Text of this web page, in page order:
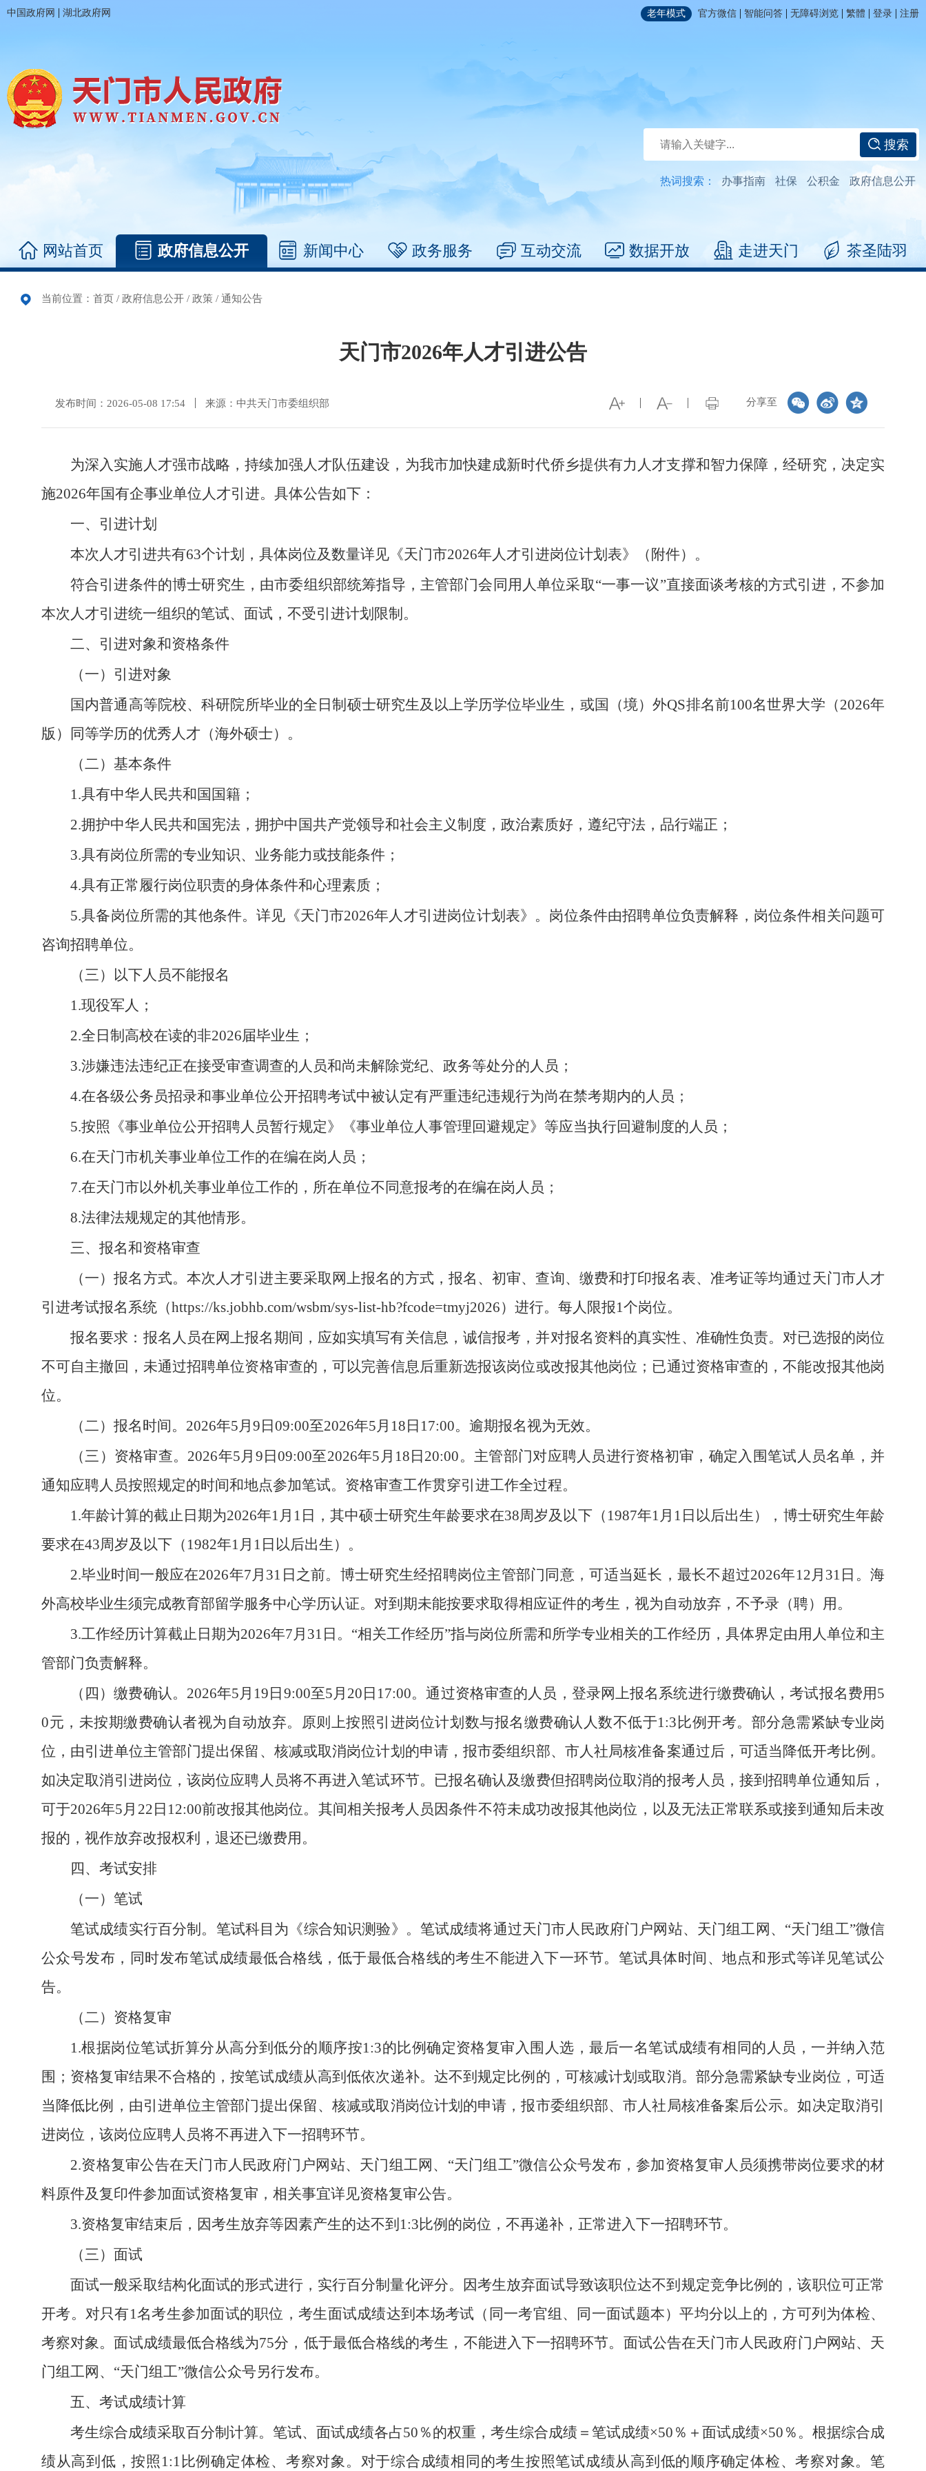
中国政府网 | 湖北政府网 老年模式 官方微信 | 智能问答 | 无障碍浏览 | 繁體 | 登录 | 注册
搜索
热词搜索： 办事指南 社保 公积金 政府信息公开
网站首页 政府信息公开 新闻中心 政务服务 互动交流 数据开放 走进天门 茶圣陆羽
当前位置： 首页 / 政府信息公开 / 政策 / 通知公告
天门市2026年人才引进公告
分享至
发布时间：2026-05-08 17:54 来源：中共天门市委组织部
为深入实施人才强市战略，持续加强人才队伍建设，为我市加快建成新时代侨乡提供有力人才支撑和智力保障，经研究，决定实
施2026年国有企事业单位人才引进。具体公告如下：
一、引进计划
本次人才引进共有63个计划，具体岗位及数量详见《天门市2026年人才引进岗位计划表》（附件）。
符合引进条件的博士研究生，由市委组织部统筹指导，主管部门会同用人单位采取“一事一议”直接面谈考核的方式引进，不参加
本次人才引进统一组织的笔试、面试，不受引进计划限制。
二、引进对象和资格条件
（一）引进对象
国内普通高等院校、科研院所毕业的全日制硕士研究生及以上学历学位毕业生，或国（境）外QS排名前100名世界大学（2026年
版）同等学历的优秀人才（海外硕士）。
（二）基本条件
1.具有中华人民共和国国籍；
2.拥护中华人民共和国宪法，拥护中国共产党领导和社会主义制度，政治素质好，遵纪守法，品行端正；
3.具有岗位所需的专业知识、业务能力或技能条件；
4.具有正常履行岗位职责的身体条件和心理素质；
5.具备岗位所需的其他条件。详见《天门市2026年人才引进岗位计划表》。岗位条件由招聘单位负责解释，岗位条件相关问题可
咨询招聘单位。
（三）以下人员不能报名
1.现役军人；
2.全日制高校在读的非2026届毕业生；
3.涉嫌违法违纪正在接受审查调查的人员和尚未解除党纪、政务等处分的人员；
4.在各级公务员招录和事业单位公开招聘考试中被认定有严重违纪违规行为尚在禁考期内的人员；
5.按照《事业单位公开招聘人员暂行规定》《事业单位人事管理回避规定》等应当执行回避制度的人员；
6.在天门市机关事业单位工作的在编在岗人员；
7.在天门市以外机关事业单位工作的，所在单位不同意报考的在编在岗人员；
8.法律法规规定的其他情形。
三、报名和资格审查
（一）报名方式。 本次人才引进主要采取网上报名的方式，报名、初审、查询、缴费和打印报名表、准考证等均通过天门市人才
引进考试报名系统（https://ks.jobhb.com/wsbm/sys-list-hb?fcode=tmyj2026）进行。每人限报1个岗位。
报名要求： 报名人员在网上报名期间，应如实填写有关信息，诚信报考，并对报名资料的真实性、准确性负责。对已选报的岗位
不可自主撤回，未通过招聘单位资格审查的，可以完善信息后重新选报该岗位或改报其他岗位；已通过资格审查的，不能改报其他岗
位。
（二）报名时间。2026年5月9日09:00至2026年5月18日17:00。逾期报名视为无效。
（三）资格审查。 2026年5月9日09:00至2026年5月18日20:00。主管部门对应聘人员进行资格初审，确定入围笔试人员名单，并
通知应聘人员按照规定的时间和地点参加笔试。资格审查工作贯穿引进工作全过程。
1.年龄计算的截止日期为2026年1月1日，其中硕士研究生年龄要求在38周岁及以下（1987年1月1日以后出生），博士研究生年龄
要求在43周岁及以下（1982年1月1日以后出生）。
2.毕业时间一般应在2026年7月31日之前。博士研究生经招聘岗位主管部门同意，可适当延长，最长不超过2026年12月31日。海
外高校毕业生须完成教育部留学服务中心学历认证。对到期未能按要求取得相应证件的考生，视为自动放弃，不予录（聘）用。
3.工作经历计算截止日期为2026年7月31日。“相关工作经历”指与岗位所需和所学专业相关的工作经历，具体界定由用人单位和主
管部门负责解释。
（四）缴费确认。 2026年5月19日9:00至5月20日17:00。通过资格审查的人员，登录网上报名系统进行缴费确认，考试报名费用5
0元，未按期缴费确认者视为自动放弃。原则上按照引进岗位计划数与报名缴费确认人数不低于1:3比例开考。部分急需紧缺专业岗
位，由引进单位主管部门提出保留、核减或取消岗位计划的申请，报市委组织部、市人社局核准备案通过后，可适当降低开考比例。
如决定取消引进岗位，该岗位应聘人员将不再进入笔试环节。已报名确认及缴费但招聘岗位取消的报考人员，接到招聘单位通知后，
可于2026年5月22日12:00前改报其他岗位。其间相关报考人员因条件不符未成功改报其他岗位，以及无法正常联系或接到通知后未改
报的，视作放弃改报权利，退还已缴费用。
四、考试安排
（一）笔试
笔试成绩实行百分制。笔试科目为《综合知识测验》。笔试成绩将通过天门市人民政府门户网站、天门组工网、“天门组工”微信
公众号发布，同时发布笔试成绩最低合格线，低于最低合格线的考生不能进入下一环节。笔试具体时间、地点和形式等详见笔试公
告。
（二）资格复审
1.根据岗位笔试折算分从高分到低分的顺序按1:3的比例确定资格复审入围人选，最后一名笔试成绩有相同的人员，一并纳入范
围；资格复审结果不合格的，按笔试成绩从高到低依次递补。达不到规定比例的，可核减计划或取消。部分急需紧缺专业岗位，可适
当降低比例，由引进单位主管部门提出保留、核减或取消岗位计划的申请，报市委组织部、市人社局核准备案后公示。如决定取消引
进岗位，该岗位应聘人员将不再进入下一招聘环节。
2.资格复审公告在天门市人民政府门户网站、天门组工网、“天门组工”微信公众号发布，参加资格复审人员须携带岗位要求的材
料原件及复印件参加面试资格复审，相关事宜详见资格复审公告。
3.资格复审结束后，因考生放弃等因素产生的达不到1:3比例的岗位，不再递补，正常进入下一招聘环节。
（三）面试
面试一般采取结构化面试的形式进行，实行百分制量化评分。因考生放弃面试导致该职位达不到规定竞争比例的，该职位可正常
开考。对只有1名考生参加面试的职位，考生面试成绩达到本场考试（同一考官组、同一面试题本）平均分以上的，方可列为体检、
考察对象。面试成绩最低合格线为75分，低于最低合格线的考生，不能进入下一招聘环节。面试公告在天门市人民政府门户网站、天
门组工网、“天门组工”微信公众号另行发布。
五、考试成绩计算
考生综合成绩采取百分制计算。笔试、面试成绩各占50％的权重，考生综合成绩＝笔试成绩×50％＋面试成绩×50％。根据综合成
绩从高到低，按照1:1比例确定体检、考察对象。对于综合成绩相同的考生按照笔试成绩从高到低的顺序确定体检、考察对象。笔